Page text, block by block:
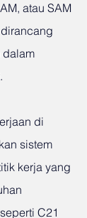
atau SAM
dalam
di
sistem
kerja yang
C21